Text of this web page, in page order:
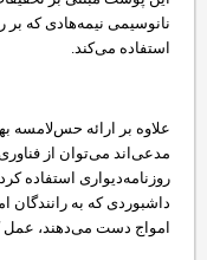
نانوسیمی نیمه‌هادی که بر
استفاده می‌کند.
علاوه بر ارائه حس‌لامسه
مدعی‌اند می‌توان از فناوری
روزنامه‌دیواری استفاده
داشبوردی که به رانندگان
امواج دست می‌دهند، عمل